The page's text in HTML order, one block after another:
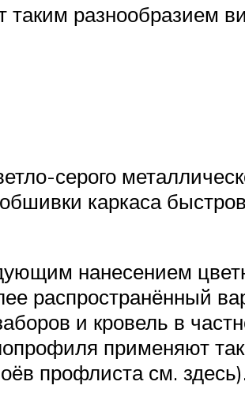
разнообразием
серого
каркаса
нанесением
распространённый
и кровель в
применяют
профлиста см.